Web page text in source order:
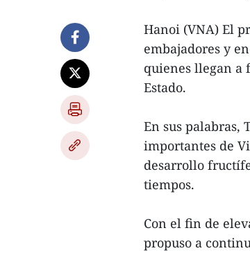
Hanoi (VNA) El
embajadores y
quienes llegan a
Estado.
En sus palabras,
importantes de
desarrollo
tiempos.
Con el fin de
propuso a